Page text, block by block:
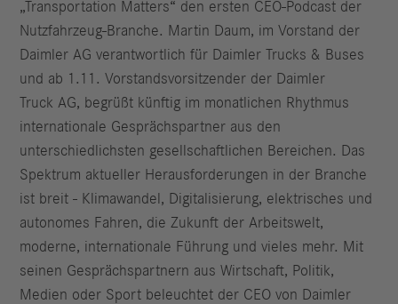
„Transportation Matters“ den ersten CEO-Podcast der
Nutzfahrzeug-Branche. Martin Daum, im Vorstand der
Daimler AG verantwortlich für Daimler Trucks & Buses
und ab 1.11. Vorstandsvorsitzender der Daimler
Truck AG, begrüßt künftig im monatlichen Rhythmus
internationale Gesprächspartner aus den
unterschiedlichsten gesellschaftlichen Bereichen. Das
Spektrum aktueller Herausforderungen in der Branche
ist breit - Klimawandel, Digitalisierung, elektrisches und
autonomes Fahren, die Zukunft der Arbeitswelt,
moderne, internationale Führung und vieles mehr. Mit
seinen Gesprächspartnern aus Wirtschaft, Politik,
Medien oder Sport beleuchtet der CEO von Daimler